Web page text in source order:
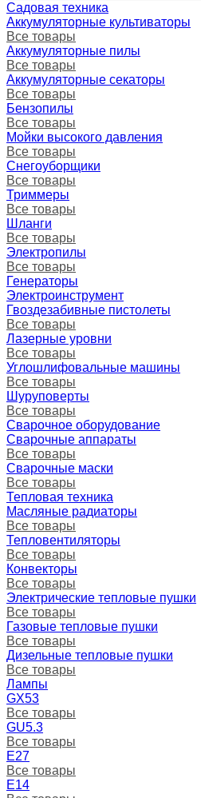
Садовая техника
Аккумуляторные культиваторы
Все товары
Аккумуляторные пилы
Все товары
Аккумуляторные секаторы
Все товары
Бензопилы
Все товары
Мойки высокого давления
Все товары
Снегоуборщики
Все товары
Триммеры
Все товары
Шланги
Все товары
Электропилы
Все товары
Генераторы
Электроинструмент
Гвоздезабивные пистолеты
Все товары
Лазерные уровни
Все товары
Углошлифовальные машины
Все товары
Шуруповерты
Все товары
Сварочное оборудование
Сварочные аппараты
Все товары
Сварочные маски
Все товары
Тепловая техника
Масляные радиаторы
Все товары
Тепловентиляторы
Все товары
Конвекторы
Все товары
Электрические тепловые пушки
Все товары
Газовые тепловые пушки
Все товары
Дизельные тепловые пушки
Все товары
Лампы
GX53
Все товары
GU5.3
Все товары
Е27
Все товары
Е14